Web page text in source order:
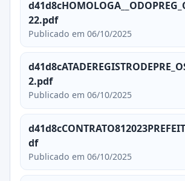
22.pdf
Publicado em 06/10/2025
2.pdf
Publicado em 06/10/2025
df
Publicado em 06/10/2025